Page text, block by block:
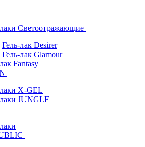
Светоотражающие
Гель-лак Desirer
Гель-лак Glamour
Fantasy
Х-GEL
JUNGLE